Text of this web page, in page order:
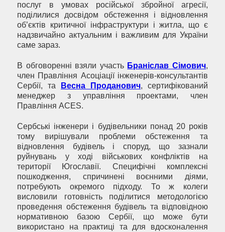
послуг в умовах російської збройної агресії,
поділилися досвідом обстеження і відновлення
об’єктів критичної інфраструктури і житла, що є
надзвичайно актуальним і важливим для України
саме зараз.
В обговоренні взяли участь Браніслав Сімович,
член Правління Асоціації інженерів-консультантів
Сербії, та
Весна Проданович, сертифікований
менеджер з управління проектами, член
Правління ACES.
Сербські інженери і будівельники понад 20 років
тому вирішували проблеми обстеження та
відновлення будівель і споруд, що зазнали
руйнувань у ході військових конфліктів на
території Югославії. Специфічні комплексні
пошкодження, спричинені воєнними діями,
потребують окремого підходу. То ж колеги
висловили готовність поділитися методологією
проведення обстеження будівель та відповідною
нормативною базою Сербії, що може бути
використано на практиці та для вдосконалення